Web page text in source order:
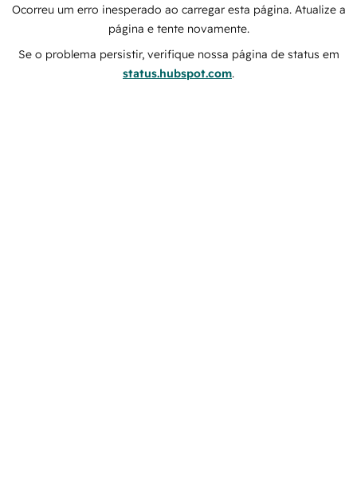
Ocorreu um erro inesperado ao carregar esta página. Atualize a
página e tente novamente.
Se o problema persistir, verifique nossa página de status em
status.hubspot.com.